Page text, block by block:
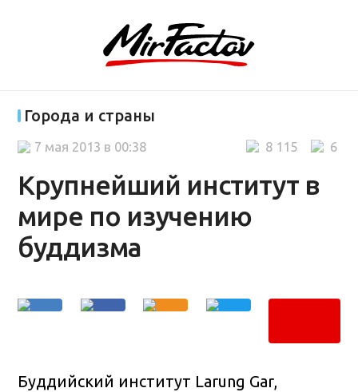
Города и страны
Крупнейший институт в
мире по изучению
буддизма
6
8 115
7 мая 2013 в 00:38
Буддийский институт Larung Gar,